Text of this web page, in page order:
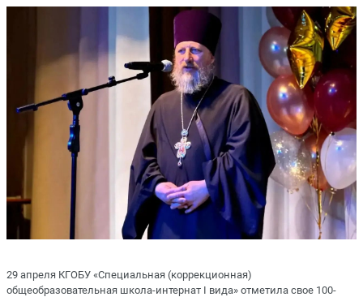
29 апреля КГОБУ «Специальная (коррекционная)
общеобразовательная школа-интернат I вида» отметила свое 100-